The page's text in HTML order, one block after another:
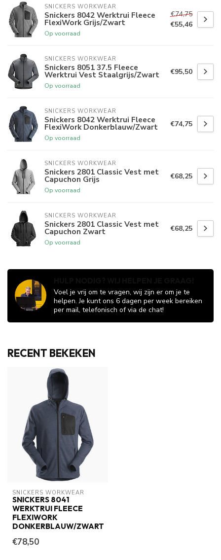
SNICKERS WORKWEAR
Snickers 8042 Werktrui Fleece
FlexiWork Grijs/Zwart
Op voorraad
€74,75
€55,46
SNICKERS WORKWEAR
Snickers 8051 37.5 Fleece
Werktrui Vest Staalgrijs/Zwart
Op voorraad
€95,50
SNICKERS WORKWEAR
Snickers 8042 Werktrui Fleece
FlexiWork Donkerblauw/Zwart
Op voorraad
€74,75
SNICKERS WORKWEAR
Snickers 2801 Classic Vest met
Capuchon Grijs
Op voorraad
€68,25
SNICKERS WORKWEAR
Snickers 2801 Classic Vest met
Capuchon Zwart
Op voorraad
€68,25
Voel je vrij om te vragen, wij zijn er om je te
helpen. Je kunt ons 6 dagen per week bereiken
per mail, telefonisch of via de chat!
RECENT BEKEKEN
SNICKERS WORKWEAR
SNICKERS 8041
WERKTRUI FLEECE
FLEXIWORK
DONKERBLAUW/ZWART
€78,50